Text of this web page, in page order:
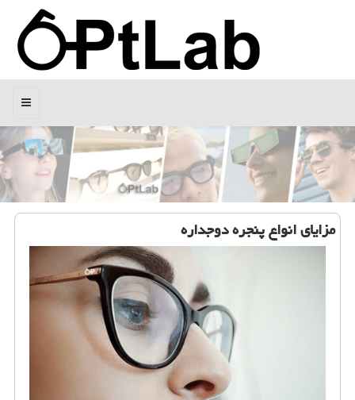
منو
مزایای انواع پنجره دوجداره